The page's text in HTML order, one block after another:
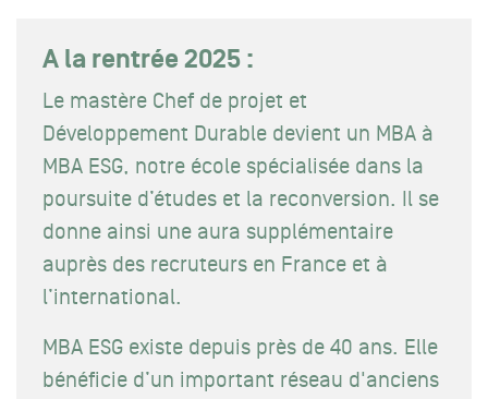
A la rentrée 2025 :
Le mastère Chef de projet et
Développement Durable devient un MBA à
MBA ESG, notre école spécialisée dans la
poursuite d’études et la reconversion. Il se
donne ainsi une aura supplémentaire
auprès des recruteurs en France et à
l’international.
MBA ESG existe depuis près de 40 ans. Elle
bénéficie d’un important réseau d'anciens